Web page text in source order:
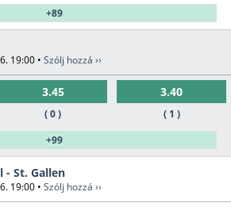
+89
19:00 • Szólj hozzá ››
3.45
( 0 )
3.40
( 1 )
+99
- St. Gallen
19:00 • Szólj hozzá ››